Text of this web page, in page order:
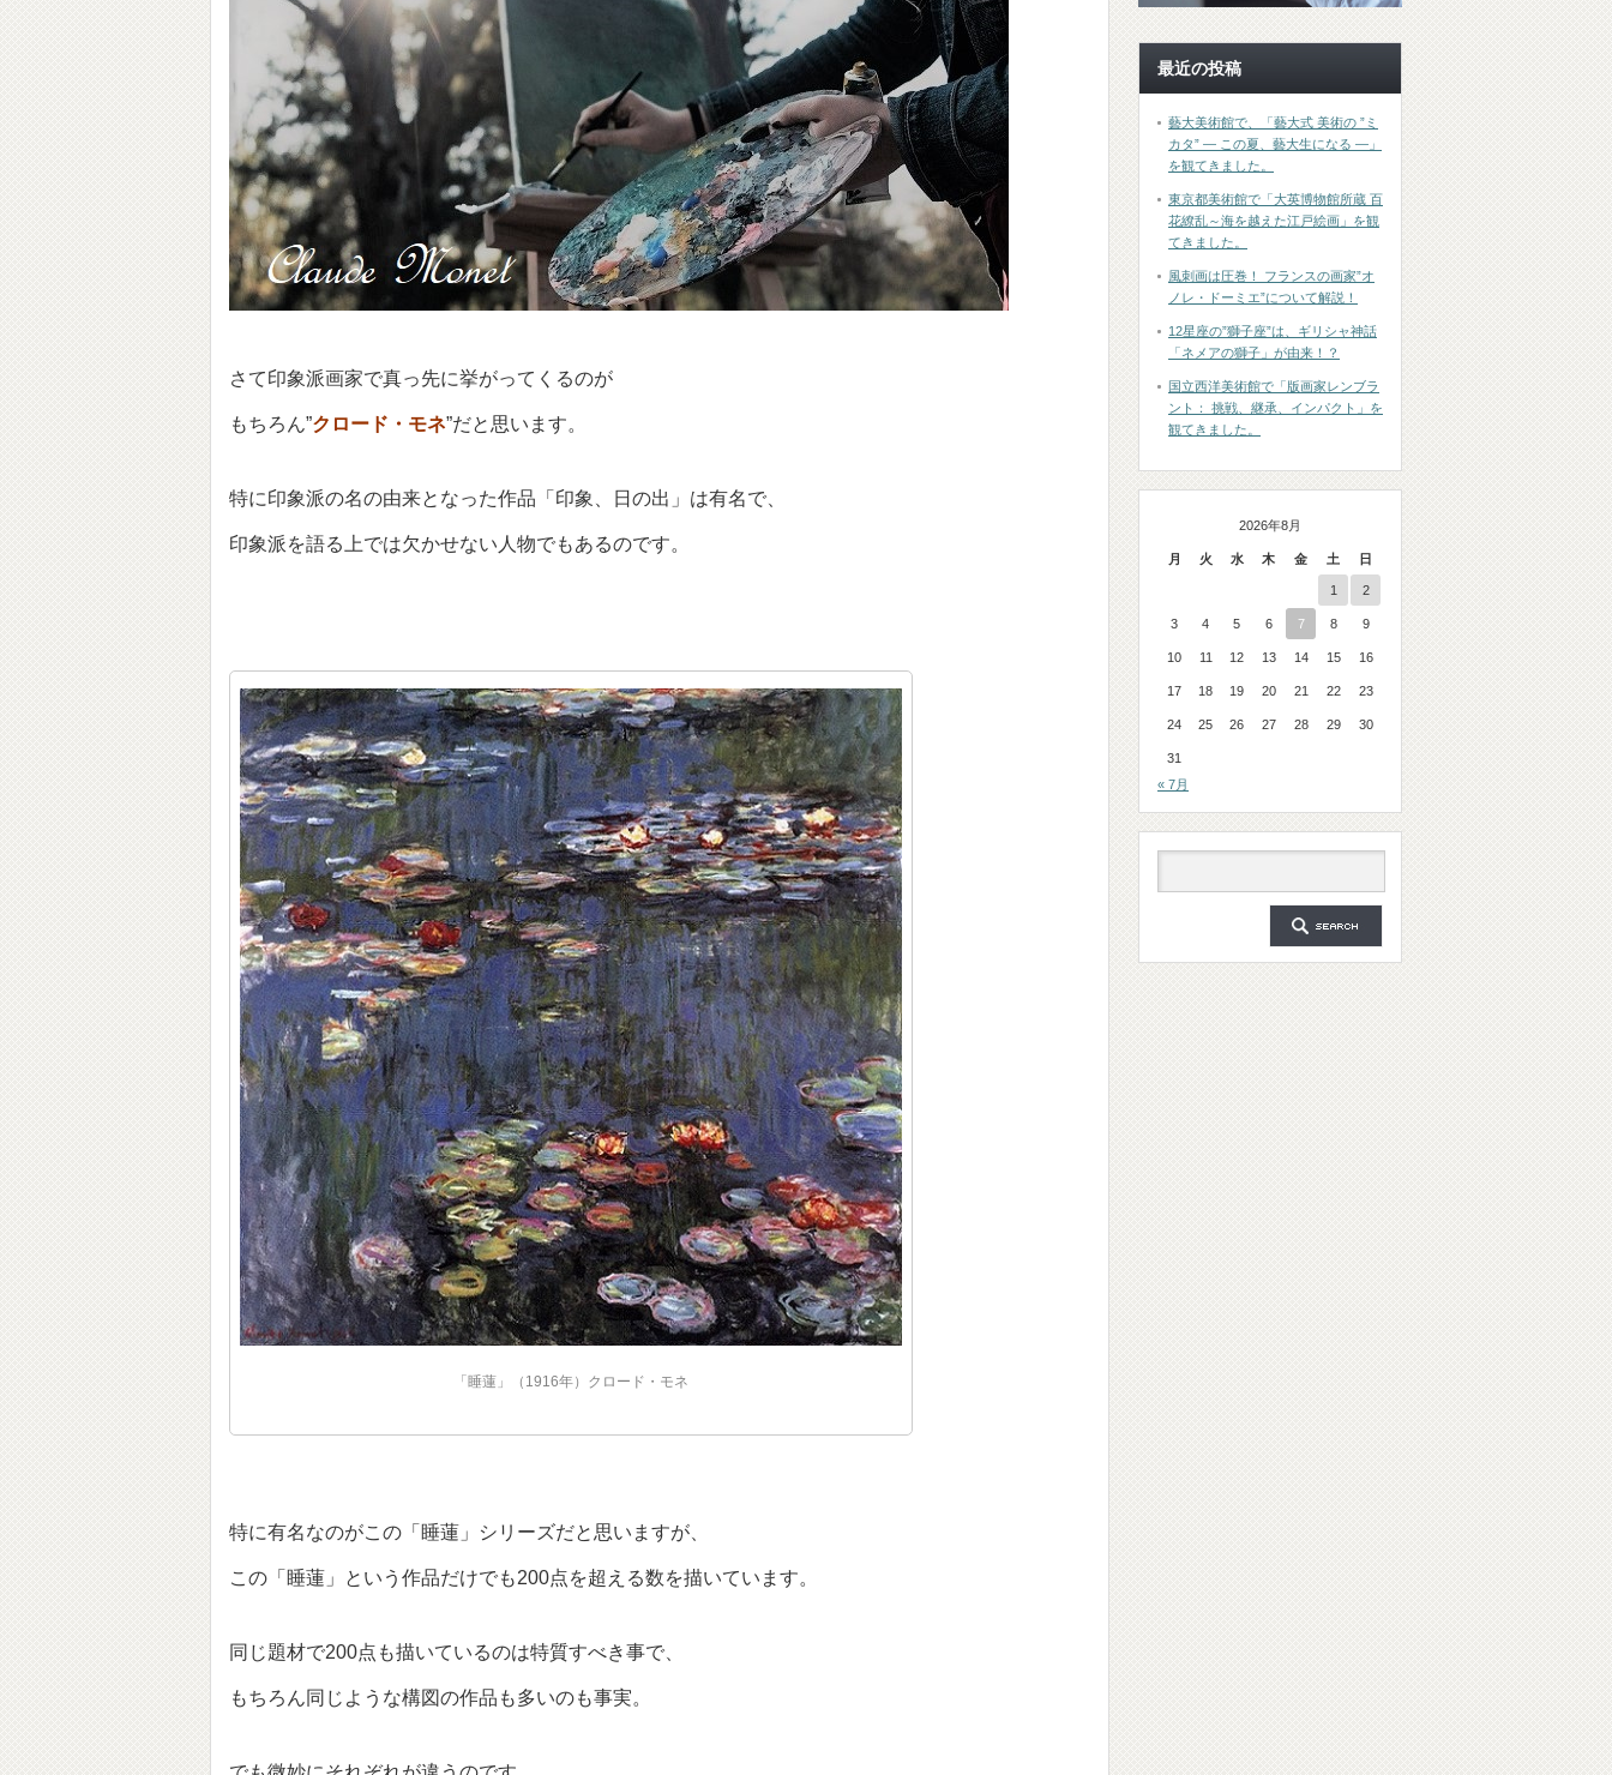
さて印象派画家で真っ先に挙がってくるのが
もちろん”クロード・モネ”だと思います。
特に印象派の名の由来となった作品「印象、日の出」は有名で、
印象派を語る上では欠かせない人物でもあるのです。
「睡蓮」（1916年）クロード・モネ
特に有名なのがこの「睡蓮」シリーズだと思いますが、
この「睡蓮」という作品だけでも200点を超える数を描いています。
同じ題材で200点も描いているのは特質すべき事で、
もちろん同じような構図の作品も多いのも事実。
最近の投稿
藝大美術館で、「藝大式 美術の ”ミ
カタ” ― この夏、藝大生になる ―」
を観てきました。
東京都美術館で「大英博物館所蔵 百
花繚乱～海を越えた江戸絵画」を観
てきました。
風刺画は圧巻！ フランスの画家”オ
ノレ・ドーミエ”について解説！
12星座の”獅子座”は、ギリシャ神話
「ネメアの獅子」が由来！？
国立西洋美術館で「版画家レンブラ
ント： 挑戦、継承、インパクト」を
観てきました。
2026年8月
月 火 水 木 金 土 日
1 2
3 4 5 6 7 8 9
10 11 12 13 14 15 16
17 18 19 20 21 22 23
24 25 26 27 28 29 30
31
« 7月